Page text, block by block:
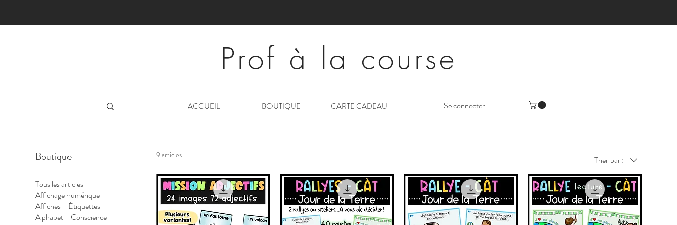
Prof à la course
ACCUEIL BOUTIQUE CARTE CADEAU Se connecter
Boutique
Tous les articles
Affichage numérique
Affiches - Étiquettes
Alphabet - Conscience
9 articles Trier par :